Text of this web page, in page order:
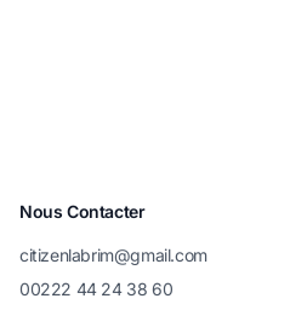
Nous Contacter
citizenlabrim@gmail.com
00222 44 24 38 60